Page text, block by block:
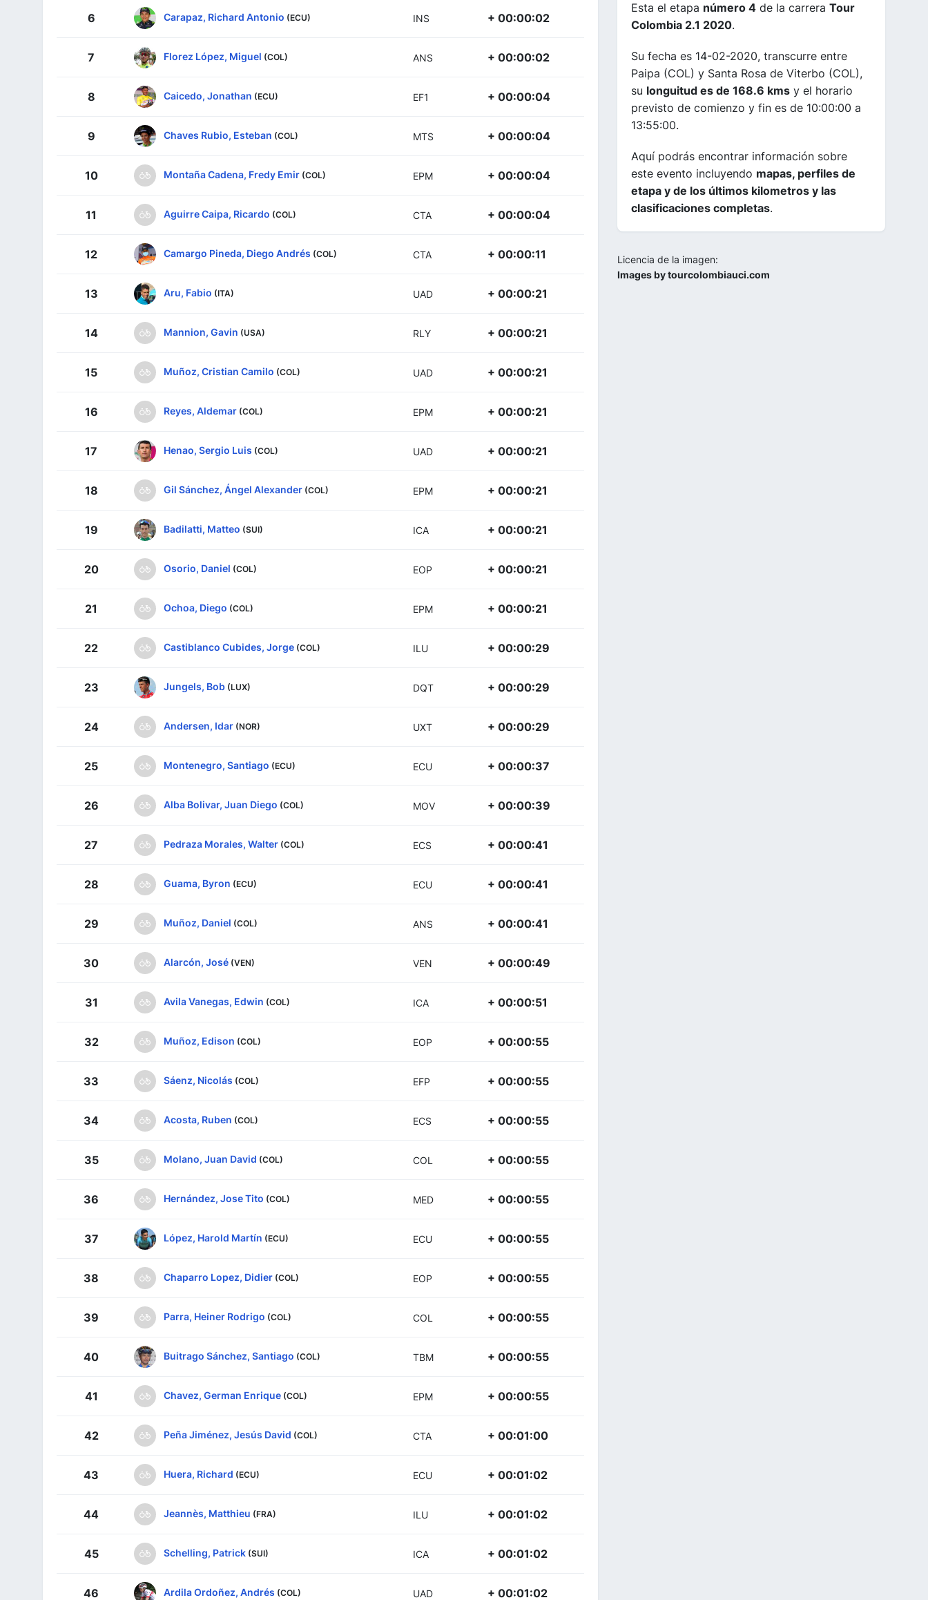
6 Carapaz, Richard Antonio (ECU) INS + 00:00:02
7 Florez López, Miguel (COL) ANS + 00:00:02
8 Caicedo, Jonathan (ECU) EF1 + 00:00:04
9 Chaves Rubio, Esteban (COL) MTS + 00:00:04
10 Montaña Cadena, Fredy Emir (COL) EPM + 00:00:04
11 Aguirre Caipa, Ricardo (COL) CTA + 00:00:04
12 Camargo Pineda, Diego Andrés (COL) CTA + 00:00:11
13 Aru, Fabio (ITA) UAD + 00:00:21
14 Mannion, Gavin (USA) RLY + 00:00:21
15 Muñoz, Cristian Camilo (COL) UAD + 00:00:21
16 Reyes, Aldemar (COL) EPM + 00:00:21
17 Henao, Sergio Luis (COL) UAD + 00:00:21
18 Gil Sánchez, Ángel Alexander (COL) EPM + 00:00:21
19 Badilatti, Matteo (SUI) ICA + 00:00:21
20 Osorio, Daniel (COL) EOP + 00:00:21
21 Ochoa, Diego (COL) EPM + 00:00:21
22 Castiblanco Cubides, Jorge (COL) ILU + 00:00:29
23 Jungels, Bob (LUX) DQT + 00:00:29
24 Andersen, Idar (NOR) UXT + 00:00:29
25 Montenegro, Santiago (ECU) ECU + 00:00:37
26 Alba Bolivar, Juan Diego (COL) MOV + 00:00:39
27 Pedraza Morales, Walter (COL) ECS + 00:00:41
28 Guama, Byron (ECU) ECU + 00:00:41
29 Muñoz, Daniel (COL) ANS + 00:00:41
30 Alarcón, José (VEN) VEN + 00:00:49
31 Avila Vanegas, Edwin (COL) ICA + 00:00:51
32 Muñoz, Edison (COL) EOP + 00:00:55
33 Sáenz, Nicolás (COL) EFP + 00:00:55
34 Acosta, Ruben (COL) ECS + 00:00:55
35 Molano, Juan David (COL) COL + 00:00:55
36 Hernández, Jose Tito (COL) MED + 00:00:55
37 López, Harold Martín (ECU) ECU + 00:00:55
38 Chaparro Lopez, Didier (COL) EOP + 00:00:55
39 Parra, Heiner Rodrigo (COL) COL + 00:00:55
40 Buitrago Sánchez, Santiago (COL) TBM + 00:00:55
41 Chavez, German Enrique (COL) EPM + 00:00:55
42 Peña Jiménez, Jesús David (COL) CTA + 00:01:00
43 Huera, Richard (ECU) ECU + 00:01:02
44 Jeannès, Matthieu (FRA) ILU + 00:01:02
45 Schelling, Patrick (SUI) ICA + 00:01:02
46 Ardila Ordoñez, Andrés (COL) UAD + 00:01:02
Esta el etapa número 4 de la carrera Tour
Colombia 2.1 2020.
Su fecha es 14-02-2020, transcurre entre
Paipa (COL) y Santa Rosa de Viterbo (COL),
su longuitud es de 168.6 kms y el horario
previsto de comienzo y fin es de 10:00:00 a
13:55:00.
Aquí podrás encontrar información sobre
este evento incluyendo mapas, perfiles de
etapa y de los últimos kilometros y las
clasificaciones completas.
Licencia de la imagen:
Images by tourcolombiauci.com